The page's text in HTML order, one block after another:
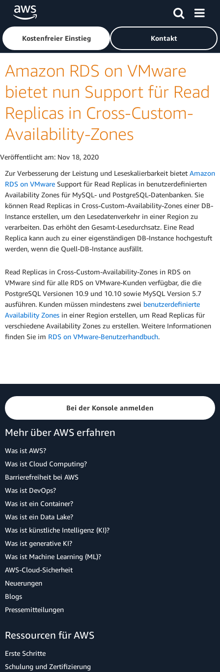
Überspringen zum Hauptinhalt
Klicken Sie hier, um zur Amazon Web Services-Startseite
Kostenfreier Einstieg Kontakt
Amazon RDS on VMware
bietet nun Support für Read
Replicas in Cross-Custom-
Availability-Zones
Veröffentlicht am: Nov 18, 2020
Zur Verbesserung der Leistung und Leseskalierbarkeit bietet Amazon
RDS on VMware Support für Read Replicas in benutzerdefinierten
Availability Zones für MySQL- und PostgreSQL-Datenbanken. Sie
können Read Replicas in Cross-Custom-Availability-Zones einer DB-
Instance erstellen, um den Lesedatenverkehr in einer Region zu
verarbeiten. Das erhöht den Gesamt-Lesedurchsatz. Eine Read
Replica kann auch zu einer eigenständigen DB-Instance hochgestuft
werden, wenn die Quell-DB-Instance ausfällt.
Read Replicas in Cross-Custom-Availability-Zones in RDS on
VMware sind für alle RDS on VMware-Kunden verfügbar, die die
PostgreSQL Versionen 10.9 und 10.10 sowie MySQL Version 5.7
ausführen. Kunden müssen mindestens zwei benutzerdefinierte
Availability Zones in einer Region erstellen, um Read Replicas für
verschiedene Availability Zones zu erstellen. Weitere Informationen
finden Sie im RDS on VMware-Benutzerhandbuch.
Bei der Konsole anmelden
Mehr über AWS erfahren
Was ist AWS?
Was ist Cloud Computing?
Barrierefreiheit bei AWS
Was ist DevOps?
Was ist ein Container?
Was ist ein Data Lake?
Was ist künstliche Intelligenz (KI)?
Was ist generative KI?
Was ist Machine Learning (ML)?
AWS-Cloud-Sicherheit
Neuerungen
Blogs
Pressemitteilungen
Ressourcen für AWS
Erste Schritte
Schulung und Zertifizierung